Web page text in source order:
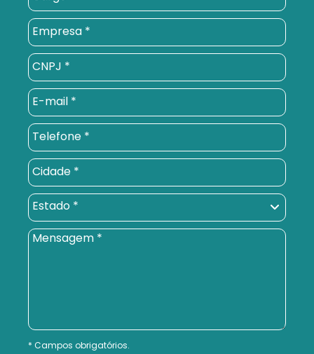
Campos obrigatórios.